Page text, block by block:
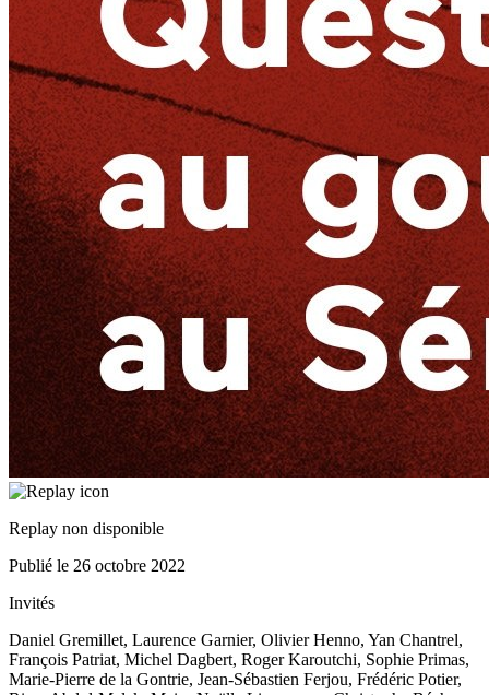
Replay non disponible
Publié le 26 octobre 2022
Invités
Daniel Gremillet, Laurence Garnier, Olivier Henno, Yan Chantrel,
François Patriat, Michel Dagbert, Roger Karoutchi, Sophie Primas,
Marie-Pierre de la Gontrie, Jean-Sébastien Ferjou, Frédéric Potier,